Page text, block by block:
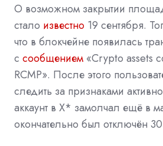
О возможном закрытии
стало известно 19 сентября.
что в блокчейне появилась
с сообщением «Crypto assets
RCMP». После этого
следить за признаками
аккаунт в X* замолчал ещё в
окончательно был отключён